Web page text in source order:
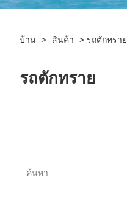
บ้าน > สินค้า > รถตักทราย
รถตักทราย